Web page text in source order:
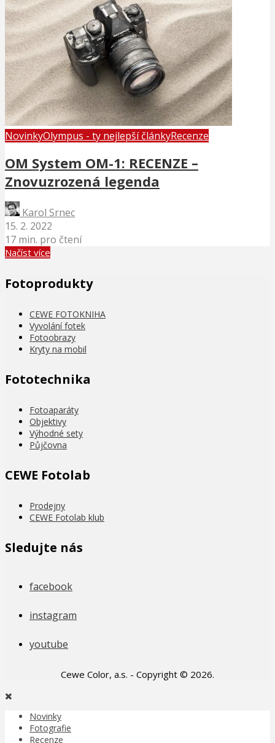
NovinkyOlympus - ty nejlepší článkyRecenze
OM System OM-1: RECENZE –
Znovuzrozená legenda
Karol Srnec
15. 2. 2022
17 min. pro čtení
Načíst více
Fotoprodukty
CEWE FOTOKNIHA
Vyvolání fotek
Fotoobrazy
Kryty na mobil
Fototechnika
Fotoaparáty
Objektivy
Výhodné sety
Půjčovna
CEWE Fotolab
Prodejny
CEWE Fotolab klub
Sledujte nás
facebook
instagram
youtube
Cewe Color, a.s. - Copyright © 2026.
Novinky
Fotografie
Recenze